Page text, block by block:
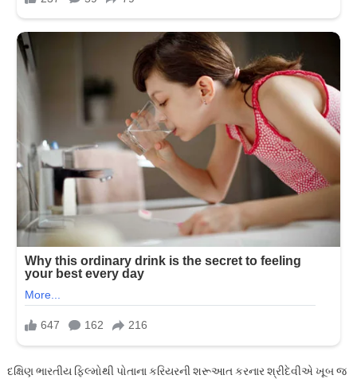
દક્ષિણ ભારતીય ફિલ્મોથી પોતાના કરિયરની શરૂઆત કરનાર શ્રીદેવીએ ખૂબ જ